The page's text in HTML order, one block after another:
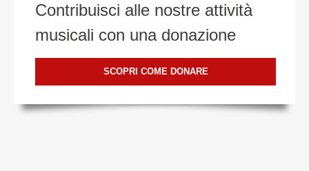
Contribuisci alle nostre attività
musicali con una donazione
SCOPRI COME DONARE